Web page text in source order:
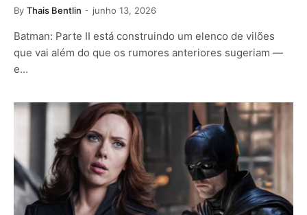
By Thais Bentlin junho 13, 2026
Batman: Parte II está construindo um elenco de vilões
que vai além do que os rumores anteriores sugeriam —
e…